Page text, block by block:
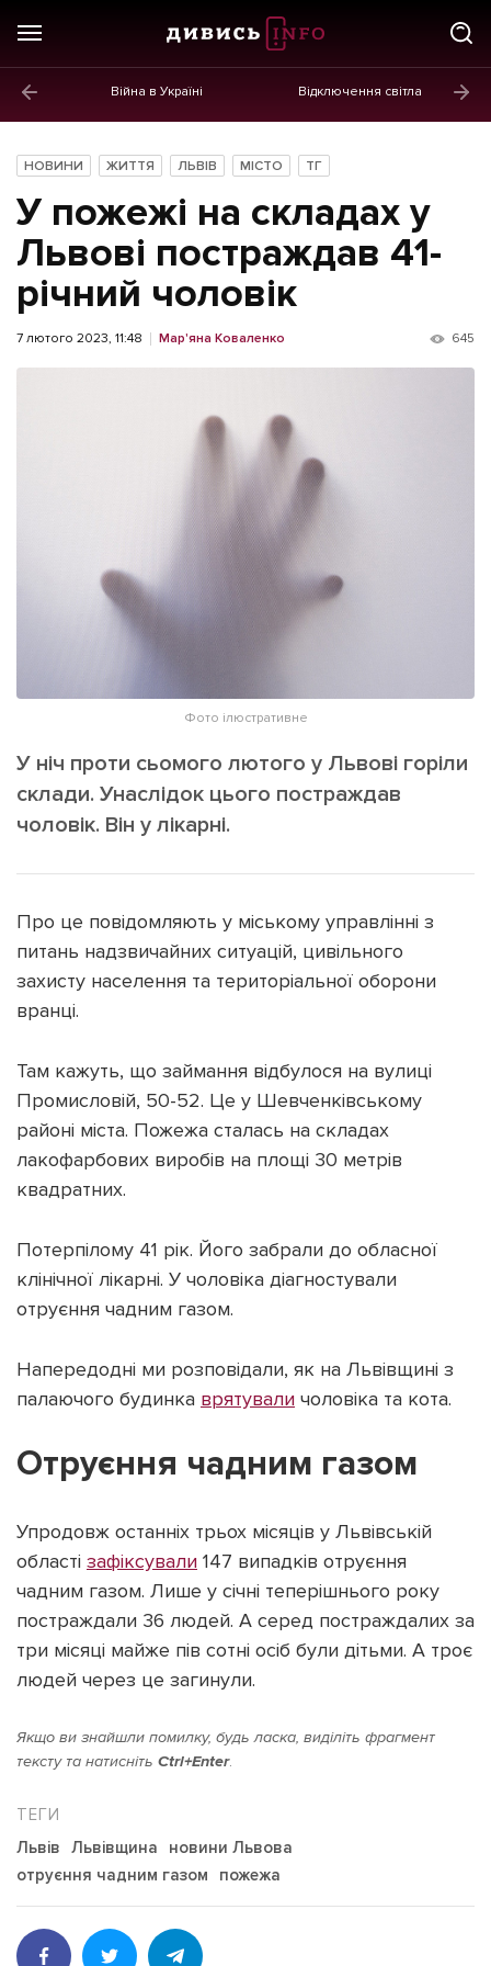
Війна в Україні Відключення світла
Новини
Політика
Економіка
Бізнес
Життя
Культура
Лонгріди
Прес-релізи
Фото/Відео
Made in Lviv
Зв'язатися з нами
Політика конфіденційності
Наші соц мережі
Підтримати dyvys.info
НОВИНИ ЖИТТЯ ЛЬВІВ МІСТО ТГ
У пожежі на складах у
Львові постраждав 41-
річний чоловік
7 лютого 2023, 11:48 Мар'яна Коваленко 645
Фото ілюстративне
У ніч проти сьомого лютого у Львові горіли
склади. Унаслідок цього постраждав
чоловік. Він у лікарні.
Про це повідомляють у міському управлінні з
питань надзвичайних ситуацій, цивільного
захисту населення та територіальної оборони
вранці.
Там кажуть, що займання відбулося на вулиці
Промисловій, 50-52. Це у Шевченківському
районі міста. Пожежа сталась на складах
лакофарбових виробів на площі 30 метрів
квадратних.
Потерпілому 41 рік. Його забрали до обласної
клінічної лікарні. У чоловіка діагностували
отруєння чадним газом.
Напередодні ми розповідали, як на Львівщині з
палаючого будинка врятували чоловіка та кота.
Отруєння чадним газом
Упродовж останніх трьох місяців у Львівській
області зафіксували 147 випадків отруєння
чадним газом. Лише у січні теперішнього року
постраждали 36 людей. А серед постраждалих за
три місяці майже пів сотні осіб були дітьми. А троє
людей через це загинули.
Якщо ви знайшли помилку, будь ласка, виділіть фрагмент
тексту та натисніть Ctrl+Enter.
Львів Львівщина
новини Львова
отруєння чадним газом
пожежа